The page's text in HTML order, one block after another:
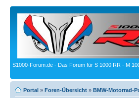
S1000-Forum.de - Das Forum für S 1000 RR - M
Portal » Foren-Übersicht » BMW-Motorrad-